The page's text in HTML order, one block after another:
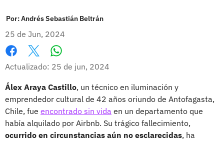
Por:Andrés Sebastián Beltrán
25 de Jun, 2024
Facebook
X
Actualizado: 25 de jun, 2024
Álex Araya Castillo, un técnico en iluminación y
emprendedor cultural de 42 años oriundo de Antofagasta,
Chile, fue encontrado sin vida en un departamento que
había alquilado por Airbnb. Su trágico fallecimiento,
ocurrido en circunstancias aún no esclarecidas, ha